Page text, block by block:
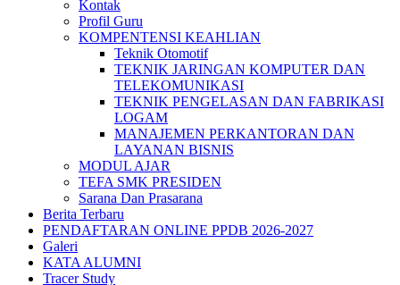
Kontak
Profil Guru
KOMPENTENSI KEAHLIAN
Teknik Otomotif
TEKNIK JARINGAN KOMPUTER DAN
TELEKOMUNIKASI
TEKNIK PENGELASAN DAN FABRIKASI
LOGAM
MANAJEMEN PERKANTORAN DAN
LAYANAN BISNIS
MODUL AJAR
TEFA SMK PRESIDEN
Sarana Dan Prasarana
Berita Terbaru
PENDAFTARAN ONLINE PPDB 2026-2027
Galeri
KATA ALUMNI
Tracer Study